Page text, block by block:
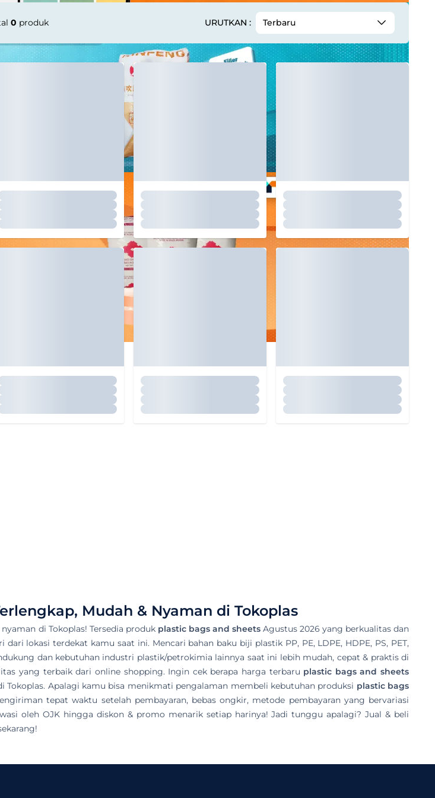
0 produk URUTKAN : Terbaru
Mudah & Nyaman di Tokoplas
di Tokoplas! Tersedia produk plastic bags and sheetsAgustus 2026 yang berkualitas dan
lokasi terdekat kamu saat ini. Mencari bahan baku biji plastik PP, PE, LDPE, HDPE, PS, PET,
dan kebutuhan industri plastik/petrokimia lainnya saat ini lebih mudah, cepat & praktis di
yang terbaik dari online shopping. Ingin cek berapa harga terbaru plastic bags and sheets
Tokoplas. Apalagi kamu bisa menikmati pengalaman membeli kebutuhan produksi plastic bags
tepat waktu setelah pembayaran, bebas ongkir, metode pembayaran yang bervariasi
oleh OJK hingga diskon & promo menarik setiap harinya! Jadi tunggu apalagi? Jual & beli